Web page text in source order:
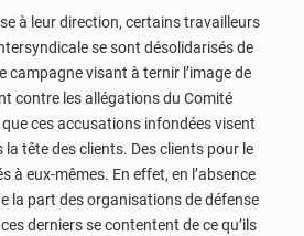
à leur direction, certains travailleurs
se sont désolidarisés de
campagne visant à ternir l’image de
contre les allégations du Comité
ces accusations infondées visent
la tête des clients. Des clients pour le
à eux-mêmes. En effet, en l’absence
la part des organisations de défense
derniers se contentent de ce qu’ils